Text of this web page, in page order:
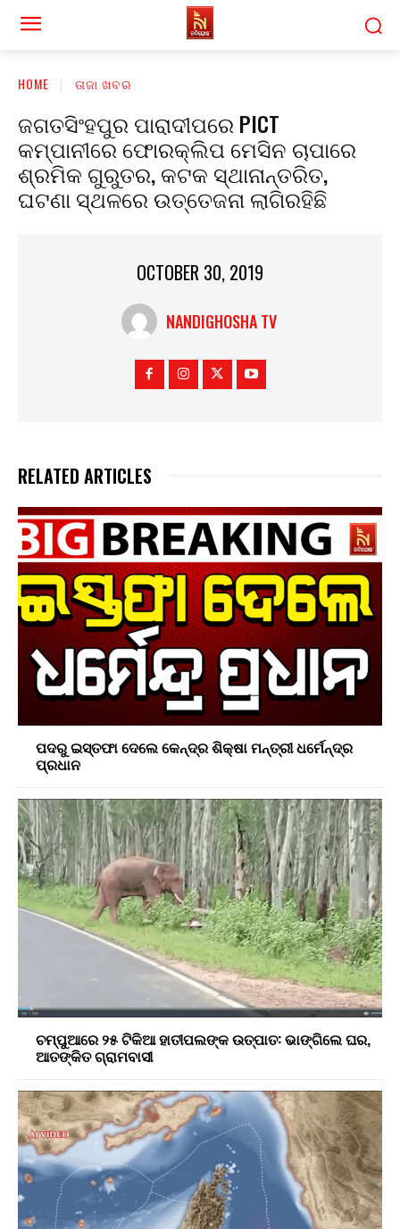
HOME ତାଜା ଖବର
ଜଗତସିଂହପୁର ପାରାଦୀପରେ PICT
କମ୍ପାନୀରେ ଫୋରକ୍ଲିପ ମେସିନ ଚାପାରେ
ଶ୍ରମିକ ଗୁରୁତର, କଟକ ସ୍ଥାନାନ୍ତରିତ,
ଘଟଣା ସ୍ଥଳରେ ଉତ୍ତେଜନା ଲାଗିରହିଛି
OCTOBER 30, 2019
NANDIGHOSHA TV
RELATED ARTICLES
ପଦରୁ ଇସ୍ତଫା ଦେଲେ କେନ୍ଦ୍ର ଶିକ୍ଷା ମନ୍ତ୍ରୀ ଧର୍ମେନ୍ଦ୍ର
ପ୍ରଧାନ
ଚମ୍ପୁଆରେ ୨୫ ଟିକିଆ ହାତୀପଲଙ୍କ ଉତ୍ପାତ: ଭାଙ୍ଗିଲେ ଘର,
ଆତଙ୍କିତ ଗ୍ରାମବାସୀ